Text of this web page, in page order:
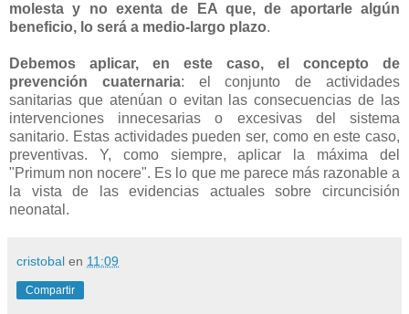
molesta y no exenta de EA que, de aportarle algún
beneficio, lo será a medio-largo plazo.
Debemos aplicar, en este caso, el concepto de
prevención cuaternaria: el conjunto de actividades
sanitarias que atenúan o evitan las consecuencias de las
intervenciones innecesarias o excesivas del sistema
sanitario. Estas actividades pueden ser, como en este caso,
preventivas. Y, como siempre, aplicar la máxima del
"Primum non nocere". Es lo que me parece más razonable a
la vista de las evidencias actuales sobre circuncisión
neonatal.
cristobal en 11:09
Compartir